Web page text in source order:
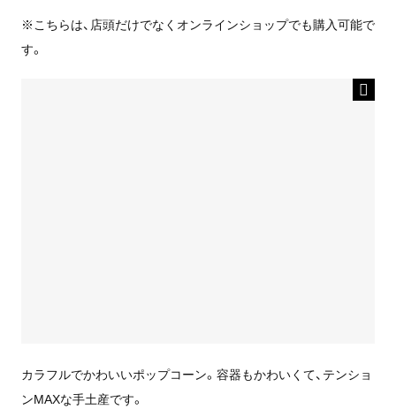
※こちらは、店頭だけでなくオンラインショップでも購入可能で
す。
カラフルでかわいいポップコーン。容器もかわいくて、テンショ
ンMAXな手土産です。